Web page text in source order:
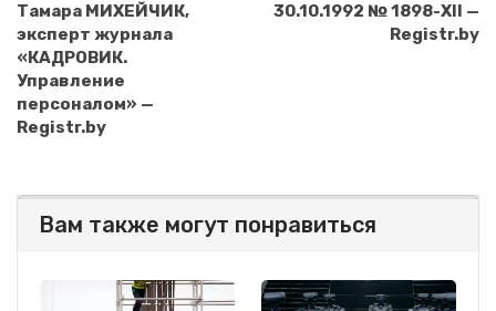
Тамара МИХЕЙЧИК,
эксперт журнала
«КАДРОВИК.
Управление
персоналом» —
Registr.by
30.10.1992 № 1898-XII —
Registr.by
Вам также могут понравиться